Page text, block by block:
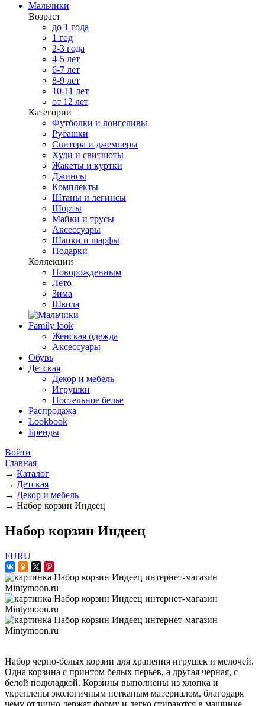
Мальчики
Возраст
до 1 года
1 год
2-3 года
4-5 лет
6-7 лет
8-9 лет
10-11 лет
от 12 лет
Категории
Футболки и лонгсливы
Рубашки
Свитера и джемперы
Худи и свитшоты
Жакеты и куртки
Джинсы
Комплекты
Штаны и легинсы
Шорты
Майки и трусы
Аксессуары
Шапки и шарфы
Подарки
Коллекции
Новорожденным
Лето
Зима
Школа
Family look
Женская одежда
Аксессуары
Обувь
Детская
Декор и мебель
Игрушки
Постельное белье
Распродажа
Lookbook
Бренды
Войти
Главная
→ Каталог
→ Детская
→ Декор и мебель
→ Набор корзин Индеец
Набор корзин Индеец
FURU
Набор черно-белых корзин для хранения игрушек и мелочей.
Одна корзина с принтом белых перьев, а другая черная, с
белой подкладкой. Корзины выполнены из хлопка и
укреплены экологичным нетканым материалом, благодаря
чему отлично держат форму и легко стираются в машинке